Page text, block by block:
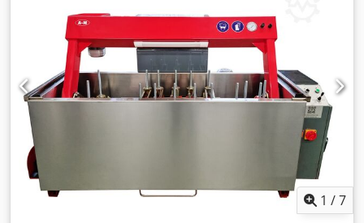
85,73 mm Maximale klepkopdiameter: 100 mm Diameter
klepslijpschijf: 178 mm Diameter oppervlakteschijf: 76 mm
Spindel aandrijfmotor (H.P.): 0,37 kW Aandrijfmotor
klauwplaat (H.P.): 0,06 kW Dwedpsnacu Dsfx Ah Aea
Koelvloeistof capaciteit: 3,8 ltr Chuck R.P.M. (ongeveer): 100
- 300 Slijphoeken: 13° - 62° Hoofdafmetingen: B x L x H: 940
x 559 x 406 mm Gewicht: 141 kg Als je geïnteresseerd bent,
neem dan contact met me op! Meer machines te koop:
Berco, Comec, Sunnen, Carmec, Kwik-Way, Serdi, PEG
Klepslijpmachine, kop- en blokfreesmachine, klepzittingen
frezen, druktester, onderdelenwasmachines
1 /7